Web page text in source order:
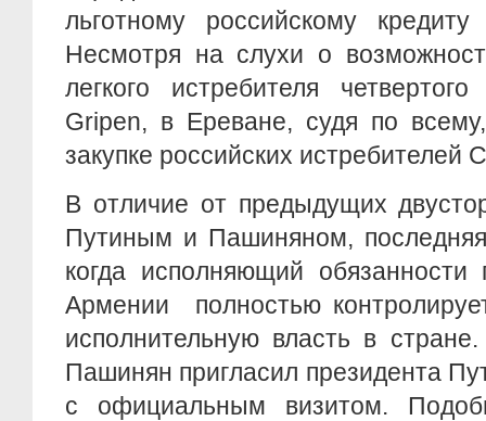
льготному российскому
Несмотря на слухи о
легкого истребителя
Gripen, в Ереване, судя по
закупке российских истребителей
В отличие от предыдущих
Путиным и Пашиняном,
когда исполняющий обязанности
Армении полностью
исполнительную власть в
Пашинян пригласил президента
с официальным визитом.